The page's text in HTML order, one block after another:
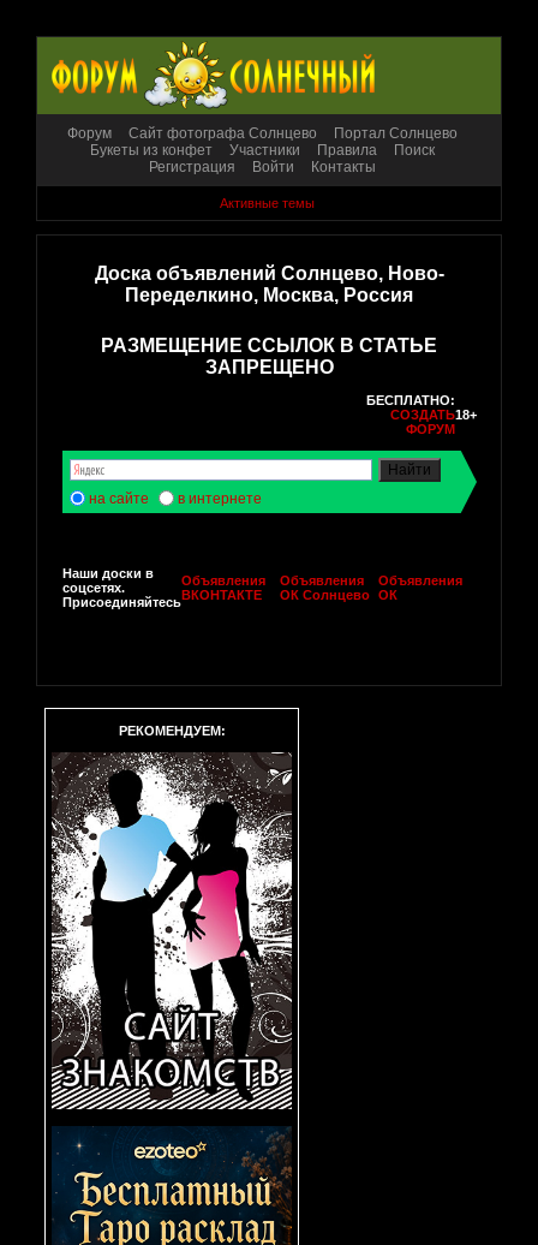
Форум Сайт фотографа Солнцево
Портал Солнцево
Букеты из конфет
Участники Правила
Поиск
Регистрация
Войти Контакты
Активные темы
Доска объявлений Солнцево, Ново-
Переделкино, Москва, Россия
РАЗМЕЩЕНИЕ ССЫЛОК В СТАТЬЕ
ЗАПРЕЩЕНО
БЕСПЛАТНО:
СОЗДАТЬ
ФОРУМ
18+
на сайте в интернете
Наши доски в
соцсетях.
Присоединяйтесь
Объявления
ВКОНТАКТЕ
Объявления
ОК Солнцево
Объявления
ОК
РЕКОМЕНДУЕМ: